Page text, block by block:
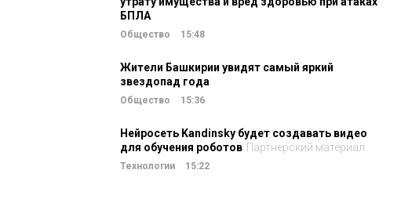
БПЛА
Общество 15:48
Жители Башкирии увидят самый яркий
звездопад года
Общество 15:36
Нейросеть Kandinsky будет создавать видео
для обучения роботов Партнерский материал
Технологии 15:22